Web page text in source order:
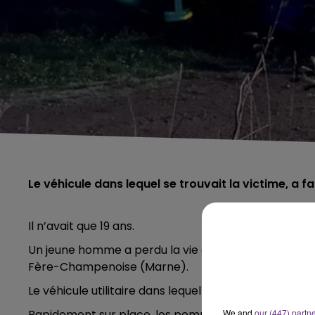
Le véhicule dans lequel se trouvait la victime, a
Il n’avait que 19 ans.
Un jeune homme a perdu la vie dans un accident
Fère-Champenoise (Marne).
Le véhicule utilitaire dans lequel il se trouvait, avec
We and our (447)